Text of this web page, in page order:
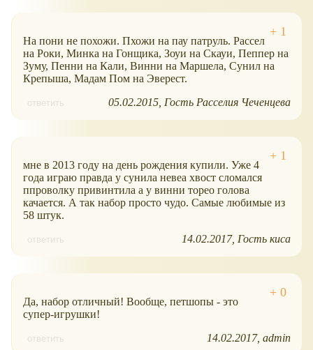
На пони не похожи. Пхожи на пау патруль. Рассел
на Роки, Минка на Гонщика, Зоуи на Скауи, Пеппер на
Зуму, Пенни на Кали, Винни на Маршела, Сунил на
Крепыша, Мадам Пом на Эверест.
ответить 05.02.2015 Гость Расселия Чеченцева
мне в 2013 году на день рождения купили. Уже 4
года играю правда у сунила невеа хвост сломался
ппроволку привинтила а у винни торео голова
качается. А так набор просто чудо. Самые любимые из
58 штук.
ответить 14.02.2017 Гость киса
Да, набор отличный! Вообще, петшопы - это
супер-игрушки!
ответить 14.02.2017 admin